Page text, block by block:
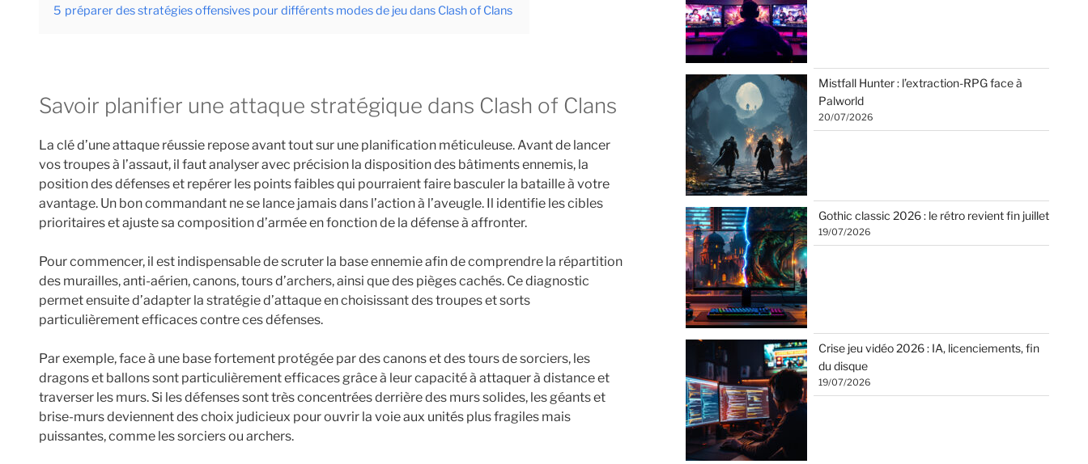
5 préparer des stratégies offensives pour différents modes de jeu dans Clash of Clans
savoir planifier une attaque stratégique dans Clash of Clans
La clé d’une attaque réussie repose avant tout sur une planification méticuleuse. Avant de lancer
vos troupes à l’assaut, il faut analyser avec précision la disposition des bâtiments ennemis, la
position des défenses et repérer les points faibles qui pourraient faire basculer la bataille à votre
avantage. Un bon commandant ne se lance jamais dans l’action à l’aveugle. Il identifie les cibles
prioritaires et ajuste sa composition d’armée en fonction de la défense à affronter.
Pour commencer, il est indispensable de scruter la base ennemie afin de comprendre la répartition
des murailles, anti-aérien, canons, tours d’archers, ainsi que des pièges cachés. Ce diagnostic
permet ensuite d’adapter la stratégie d’attaque en choisissant des troupes et sorts
particulièrement efficaces contre ces défenses.
Par exemple, face à une base fortement protégée par des canons et des tours de sorciers, les
dragons et ballons sont particulièrement efficaces grâce à leur capacité à attaquer à distance et
traverser les murs. Si les défenses sont très concentrées derrière des murs solides, les géants et
brise-murs deviennent des choix judicieux pour ouvrir la voie aux unités plus fragiles mais
puissantes, comme les sorciers ou archers.
Mistfall Hunter : l’extraction-RPG face à
Palworld
20/07/2026
Gothic classic 2026 : le rétro revient fin juillet
19/07/2026
Crise jeu vidéo 2026 : IA, licenciements, fin
du disque
19/07/2026